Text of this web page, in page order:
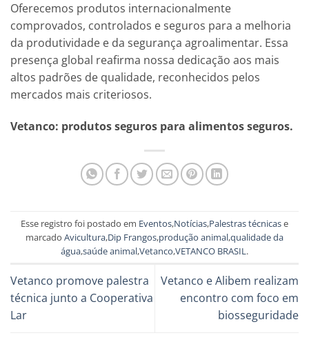
Oferecemos produtos internacionalmente
comprovados, controlados e seguros para a melhoria
da produtividade e da segurança agroalimentar. Essa
presença global reafirma nossa dedicação aos mais
altos padrões de qualidade, reconhecidos pelos
mercados mais criteriosos.
Vetanco: produtos seguros para alimentos seguros.
Esse registro foi postado em Eventos,Notícias,Palestras técnicase
marcado Avicultura,Dip Frangos,produção animal,qualidade da
água,saúde animal,Vetanco,VETANCO BRASIL .
Vetanco promove palestra
técnica junto a Cooperativa
Lar
Vetanco e Alibem realizam
encontro com foco em
biosseguridade